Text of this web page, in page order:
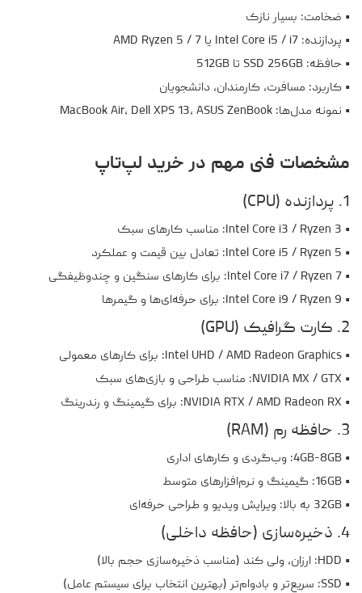
• ضخامت: بسیار نازک
• پردازنده: Intel Core i5 / i7 یا AMD Ryzen 5 / 7
• حافظه: SSD 256GB تا 512GB
• کاربرد: مسافرت، کارمندان، دانشجویان
• نمونه مدل‌ها: MacBook Air، Dell XPS 13، ASUS ZenBook
مشخصات فنی مهم در خرید لپ‌تاپ
1. پردازنده (CPU)
• Intel Core i3 / Ryzen 3: مناسب کارهای سبک
• Intel Core i5 / Ryzen 5: تعادل بین قیمت و عملکرد
• Intel Core i7 / Ryzen 7: برای کارهای سنگین و چندوظیفگی
• Intel Core i9 / Ryzen 9: برای حرفه‌ای‌ها و گیمرها
2. کارت گرافیک (GPU)
• Intel UHD / AMD Radeon Graphics: برای کارهای معمولی
• NVIDIA MX / GTX: مناسب طراحی و بازی‌های سبک
• NVIDIA RTX / AMD Radeon RX: برای گیمینگ و رندرینگ
3. حافظه رم (RAM)
• 4GB-8GB: وب‌گردی و کارهای اداری
• 16GB: گیمینگ و نرم‌افزارهای متوسط
• 32GB به بالا: ویرایش ویدیو و طراحی حرفه‌ای
4. ذخیره‌سازی (حافظه داخلی)
• HDD: ارزان، ولی کند (مناسب ذخیره‌سازی حجم بالا)
• SSD: سریع‌تر و بادوام‌تر (بهترین انتخاب برای سیستم عامل)